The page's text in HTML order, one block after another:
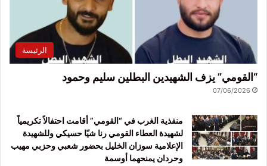
الرئيسة
“القومي” يزف الشهيدين البطلين سليم وحمود
07/06/2026
منفذية الغرب في “القومي” أقامت احتفالاً تكريمياً
لشهيدة العطاء القومي رنا شيّا حسيكي وللشهيدة
الإعلامية سوزان الخليل بحضور شعبي وحزبي مهيب
وحردان يمنحهما أوسمة